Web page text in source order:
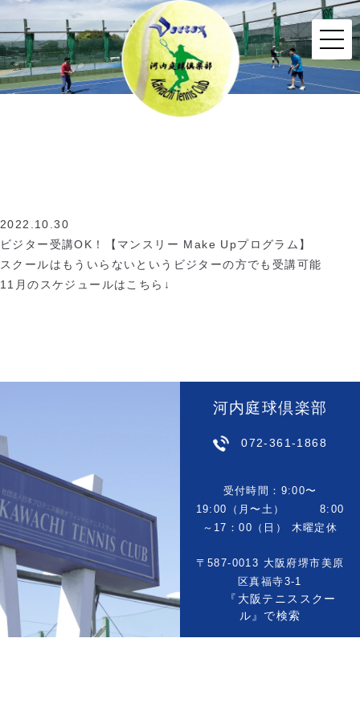
2022.10.30
ビジター受講OK！【マンスリー Make Upプログラム】
スクールはもういらないというビジターの方でも受講可能
11月のスケジュールはこちら↓
河内庭球倶楽部
072-361-1868
受付時間：9:00〜
19:00（月〜土） 8:00
～17：00（日） 木曜定休
〒587-0013 大阪府堺市美原
区真福寺3-1
『大阪テニススクー
ル』で検索